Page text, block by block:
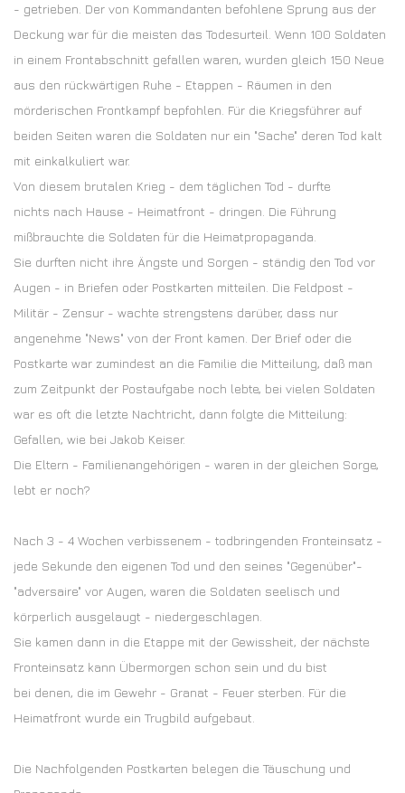
- getrieben. Der von Kommandanten befohlene Sprung aus der
Deckung war für die meisten das Todesurteil. Wenn 100 Soldaten
in einem Frontabschnitt gefallen waren, wurden gleich 150 Neue
aus den rückwärtigen Ruhe - Etappen - Räumen in den
mörderischen Frontkampf bepfohlen. Für die Kriegsführer auf
beiden Seiten waren die Soldaten nur ein "Sache" deren Tod kalt
mit einkalkuliert war.
Von diesem brutalen Krieg - dem täglichen Tod - durfte
nichts nach Hause - Heimatfront - dringen. Die Führung
mißbrauchte die Soldaten für die Heimatpropaganda.
Sie durften nicht ihre Ängste und Sorgen - ständig den Tod vor
Augen - in Briefen oder Postkarten mitteilen. Die Feldpost -
Militär - Zensur - wachte strengstens darüber, dass nur
angenehme "News" von der Front kamen. Der Brief oder die
Postkarte war zumindest an die Familie die Mitteilung, daß man
zum Zeitpunkt der Postaufgabe noch lebte, bei vielen Soldaten
war es oft die letzte Nachtricht, dann folgte die Mitteilung:
Gefallen, wie bei Jakob Keiser.
Die Eltern - Familienangehörigen - waren in der gleichen Sorge,
lebt er noch?
Nach 3 - 4 Wochen verbissenem - todbringenden Fronteinsatz -
jede Sekunde den eigenen Tod und den seines "Gegenüber"-
"adversaire" vor Augen, waren die Soldaten seelisch und
körperlich ausgelaugt - niedergeschlagen.
Sie kamen dann in die Etappe mit der Gewissheit, der nächste
Fronteinsatz kann Übermorgen schon sein und du bist
bei denen, die im Gewehr - Granat - Feuer sterben. Für die
Heimatfront wurde ein Trugbild aufgebaut.
Die Nachfolgenden Postkarten belegen die Täuschung und